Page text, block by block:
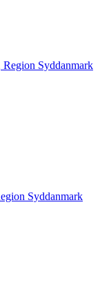
Syddanmark
Syddanmark